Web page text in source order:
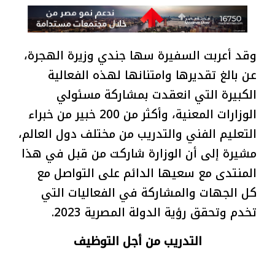
وقد أعربت السفيرة سها جندي وزيرة الهجرة،
عن بالغ تقديرها وامتنانها لهذه الفعالية
الكبيرة التي انعقدت بمشاركة مسئولي
الوزارات المعنية، وأكثر من 200 خبير من خبراء
التعليم الفني والتدريب من مختلف دول العالم،
مشيرة إلى أن الوزارة شاركت من قبل في هذا
المنتدى مع سعيها الدائم على التواصل مع
كل الجهات والمشاركة في الفعاليات التي
تخدم وتحقق رؤية الدولة المصرية 2023.
التدريب من أجل التوظيف